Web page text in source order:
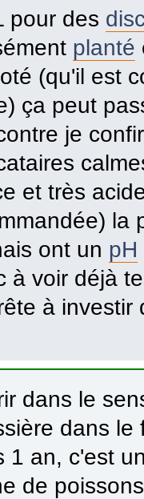
pour des
planté
(qu'il est
ça peut
je
et très
la
ont un pH
à voir déjà
à investir
dans le
dans le
1 an, c'est
de